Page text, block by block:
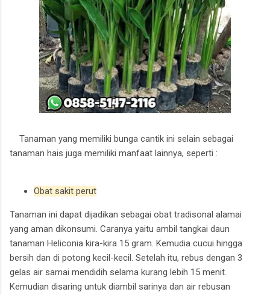
Tanaman yang memiliki bunga cantik ini selain sebagai
tanaman hais juga memiliki manfaat lainnya, seperti :
Obat sakit perut
Tanaman ini dapat dijadikan sebagai obat tradisonal alamai
yang aman dikonsumi. Caranya yaitu ambil tangkai daun
tanaman Heliconia kira-kira 15 gram. Kemudia cucui hingga
bersih dan di potong kecil-kecil. Setelah itu, rebus dengan 3
gelas air samai mendidih selama kurang lebih 15 menit.
Kemudian disaring untuk diambil sarinya dan air rebusan